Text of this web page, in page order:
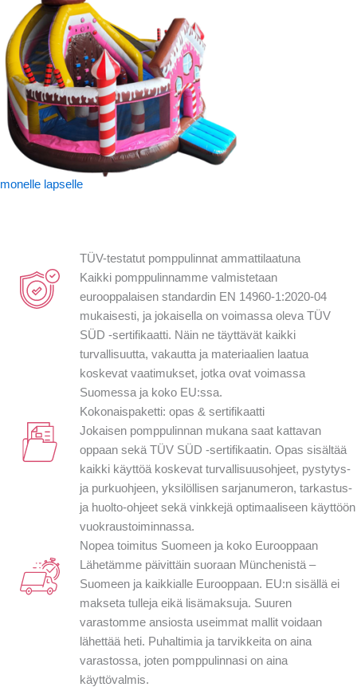
monelle lapselle
TÜV-testatut pomppulinnat ammattilaatuna
Kaikki pomppulinnamme valmistetaan
eurooppalaisen standardin EN 14960-1:2020-04
mukaisesti, ja jokaisella on voimassa oleva TÜV
SÜD -sertifikaatti. Näin ne täyttävät kaikki
turvallisuutta, vakautta ja materiaalien laatua
koskevat vaatimukset, jotka ovat voimassa
Suomessa ja koko EU:ssa.
Kokonaispaketti: opas & sertifikaatti
Jokaisen pomppulinnan mukana saat kattavan
oppaan sekä TÜV SÜD -sertifikaatin. Opas sisältää
kaikki käyttöä koskevat turvallisuusohjeet, pystytys-
ja purkuohjeen, yksilöllisen sarjanumeron, tarkastus-
ja huolto-ohjeet sekä vinkkejä optimaaliseen käyttöön
vuokraustoiminnassa.
Nopea toimitus Suomeen ja koko Eurooppaan
Lähetämme päivittäin suoraan Münchenistä –
Suomeen ja kaikkialle Eurooppaan. EU:n sisällä ei
makseta tulleja eikä lisämaksuja. Suuren
varastomme ansiosta useimmat mallit voidaan
lähettää heti. Puhaltimia ja tarvikkeita on aina
varastossa, joten pomppulinnasi on aina
käyttövalmis.